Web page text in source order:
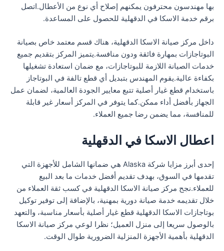
بها مهندسون محترفون يمكنهم إصلاح أي نوع من الأعطال.اتصل
برقم خدمة الاسكا في الدقهلية للحصول على المساعدة.
داخل مركز صيانة الاسكا الدقهلية، هناك قسم معتمد خاص بصيانة
البوتاجازات بمهارة فائقة ودون منافسة.يتميز المركز بتقديم جميع
خدمات الصيانة اللازمة للبوتاجازات، مع ضمان استعادة تشغيلها
بكفاءة عالية.يقوم المهندس بتبديل أي قطع تالفة في البوتاجاز
باستخدام قطع غيار أصلية تتبع معايير الجودة العالمية، لضمان عمل
الجهاز بأفضل أداء ممكن.كما يتوفر في المركز أسعار غير قابلة
للمنافسة، مما يضمن رضا جميع العملاء.
اعطال الاسكا في الدقهلية
إحدى أبرز مزايا شركة Alaska هي ضمانها الشامل للأجهزة التي
تقدمها في السوق، بهدف تقديم أفضل خدمات ما بعد البيع
للعملاء.نجح مركز صيانة الاسكا الدقهلية في كسب ثقة العملاء من
خلال تقديمه خدمة صيانة دورية بمهنية، بالإضافة إلى توفير توكيل
بوتاجازات الاسكا الدقهلية قطع غيار أصلية بأسعار مناسبة، والتعهد
بالوصول سريعا إلى منزل العميل؛ نظرا لوعي مركز صيانة الاسكا
الدقهلية بأهمية الأجهزة المنزلية الضرورية طوال الوقت.